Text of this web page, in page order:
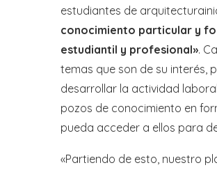
estudiantes de
conocimiento particular y
estudiantil y profesional».
temas que son de su interés,
desarrollar la actividad
pozos de conocimiento en
pueda acceder a ellos para
«Partiendo de esto, nuestro